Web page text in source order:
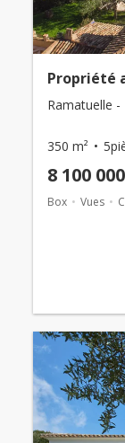
Propriété
Ramatuelle -
350 m²
8 100
Box Vues